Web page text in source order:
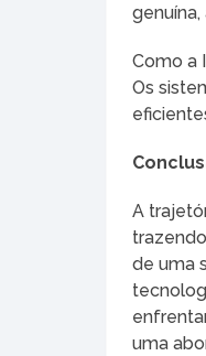
Como a
Os
A
de uma
uma